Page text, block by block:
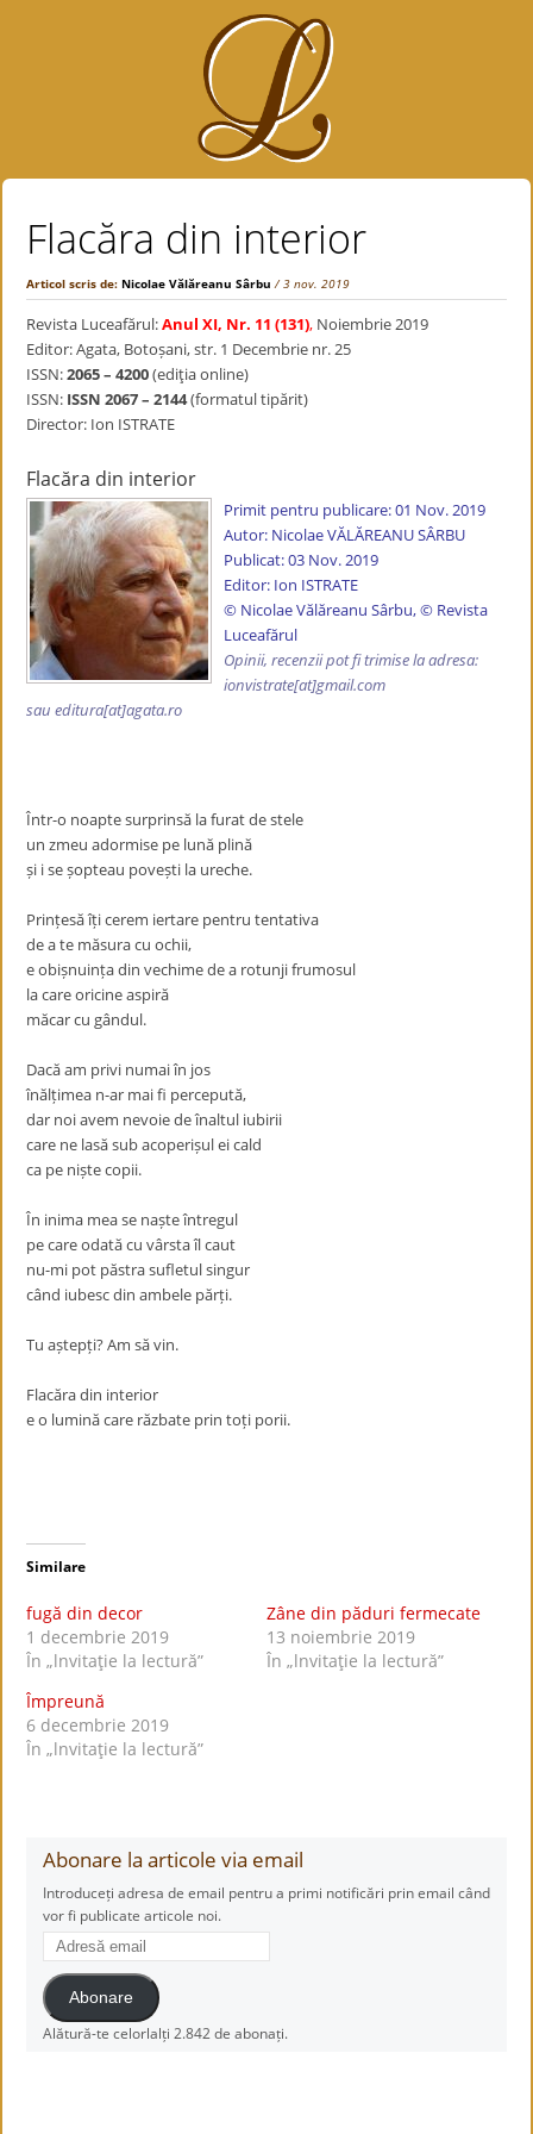
Flacăra din interior
Articol scris de:Nicolae Vălăreanu Sârbu / 3 nov. 2019
Revista Luceafărul:Anul XI, Nr. 11 (131), Noiembrie 2019
Editor: Agata, Botoșani, str. 1 Decembrie nr. 25
ISSN:2065 – 4200(ediţia online)
ISSN: ISSN 2067 – 2144(formatul tipărit)
Director: Ion ISTRATE
Flacăra din interior
Primit pentru publicare: 01 Nov. 2019
Autor: Nicolae VĂLĂREANU SÂRBU
Publicat: 03 Nov. 2019
Editor: Ion ISTRATE
© Nicolae Vălăreanu Sârbu, © Revista
Luceafărul
Opinii, recenzii pot fi trimise la adresa:
ionvistrate[at]gmail.com
sau editura[at]agata.ro
Într-o noapte surprinsă la furat de stele
un zmeu adormise pe lună plină
și i se șopteau povești la ureche.
Prințesă îți cerem iertare pentru tentativa
de a te măsura cu ochii,
e obișnuința din vechime de a rotunji frumosul
la care oricine aspiră
măcar cu gândul.
Dacă am privi numai în jos
înălțimea n-ar mai fi percepută,
dar noi avem nevoie de înaltul iubirii
care ne lasă sub acoperișul ei cald
ca pe niște copii.
În inima mea se naște întregul
pe care odată cu vârsta îl caut
nu-mi pot păstra sufletul singur
când iubesc din ambele părți.
Tu aștepți? Am să vin.
Flacăra din interior
e o lumină care răzbate prin toți porii.
Similare
fugă din decor
1 decembrie 2019
În „lnvitaţie la lectură”
Zâne din păduri fermecate
13 noiembrie 2019
În „lnvitaţie la lectură”
Împreună
6 decembrie 2019
În „lnvitaţie la lectură”
Abonare la articole via email
Introduceți adresa de email pentru a primi notificări prin email când
vor fi publicate articole noi.
Adresă
email
Abonare
Alătură-te celorlalți 2.842 de abonați.